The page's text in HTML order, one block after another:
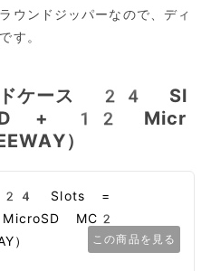
ウンドジッパーなので、ディ
す。
ドケース 24 Sl
+ 12 Micr
）
この商品を見る